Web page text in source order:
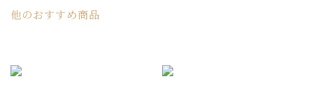
かな仕上がりで、ストレスを感じさせません。誕生石では
他のおすすめ商品